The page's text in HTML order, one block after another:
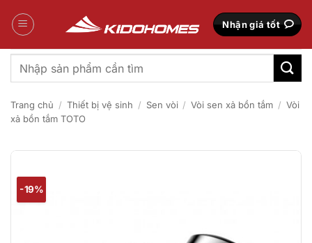
qua
Nhận giá tốt
Tìm
kiếm:
Trang chủ / Thiết bị vệ sinh / Sen vòi / Vòi sen xả bồn tắm / Vòi
xả bồn tắm TOTO
-19%